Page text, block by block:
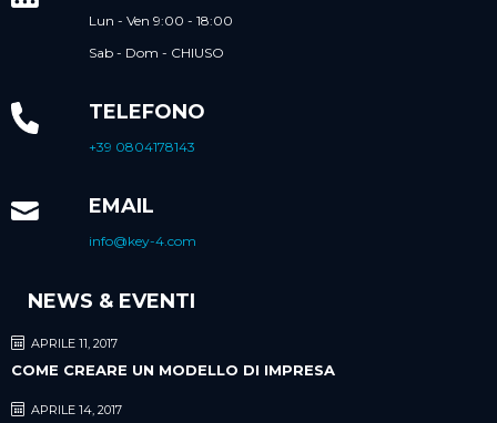
Lun - Ven 9:00 - 18:00
Sab - Dom - CHIUSO
TELEFONO
+39 0804178143
EMAIL
info@key-4.com
NEWS & EVENTI
APRILE 11, 2017
COME CREARE UN MODELLO DI IMPRESA
APRILE 14, 2017